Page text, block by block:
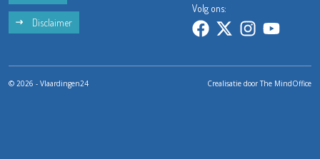
Disclaimer
Volg ons:
© 2026 - Vlaardingen24 Crealisatie doorThe MindOffice